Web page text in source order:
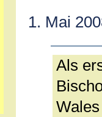
1. Mai
Als